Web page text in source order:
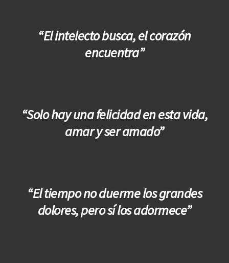
“El intelecto busca, el corazón
encuentra”
“Solo hay una felicidad en esta vida,
amar y ser amado”
“El tiempo no duerme los grandes
dolores, pero sí los adormece”